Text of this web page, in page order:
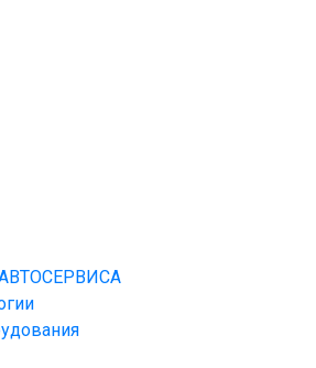
— официальный дистрибьютор
Armenia